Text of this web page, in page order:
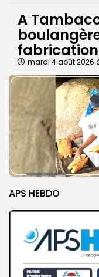
A
mardi 4 août 2026 à
APS HEBDO